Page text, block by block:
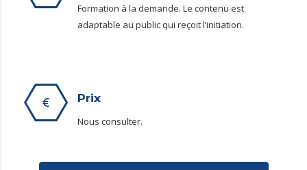
Formation à la demande. Le contenu est
adaptable au public qui reçoit l’initiation.
Prix
Nous consulter.